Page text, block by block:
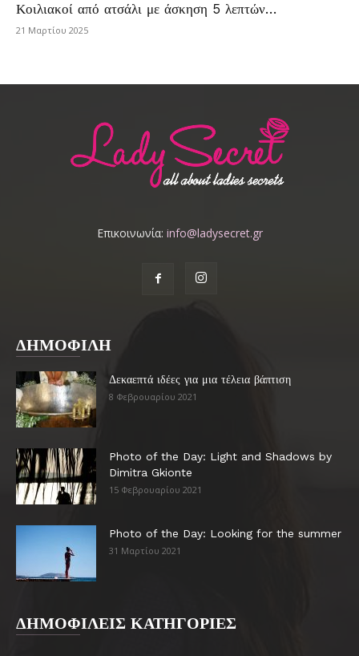
Κοιλιακοί από ατσάλι με άσκηση 5 λεπτών…
21 Μαρτίου 2025
Επικοινωνία: info@ladysecret.gr
ΔΗΜΟΦΙΛΗ
Δεκαεπτά ιδέες για μια τέλεια βάπτιση
8 Φεβρουαρίου 2021
Photo of the Day: Light and Shadows by
Dimitra Gkionte
15 Φεβρουαρίου 2021
Photo of the Day: Looking for the summer
31 Μαρτίου 2021
ΔΗΜΟΦΙΛΕΙΣ ΚΑΤΗΓΟΡΙΕΣ